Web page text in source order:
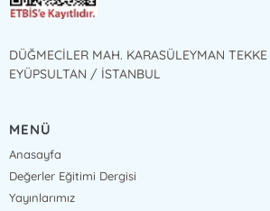
DÜĞMECİLER MAH. KARASÜLEYMAN
EYÜPSULTAN / İSTANBUL
MENÜ
Anasayfa
Değerler Eğitimi Dergisi
Yayınlarımız